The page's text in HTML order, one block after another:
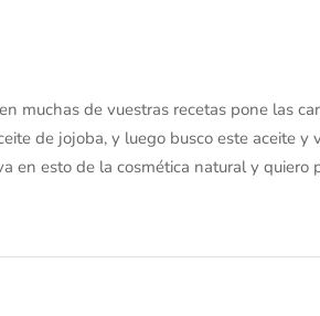
muchas de vuestras recetas pone las
de jojoba, y luego busco este aceite y
en esto de la cosmética natural y quiero